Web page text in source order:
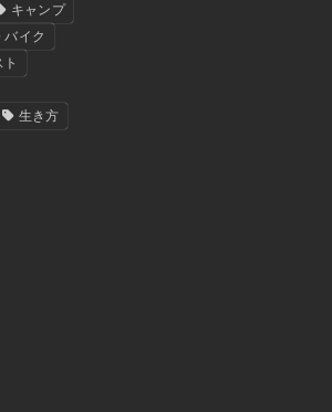
キャンプ
バイク
生き方